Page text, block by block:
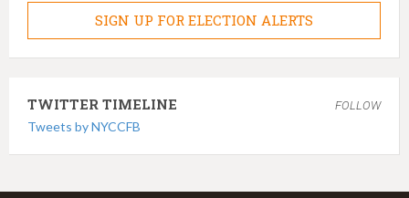
SIGN UP FOR ELECTION ALERTS
TWITTER TIMELINE FOLLOW
Tweets by NYCCFB